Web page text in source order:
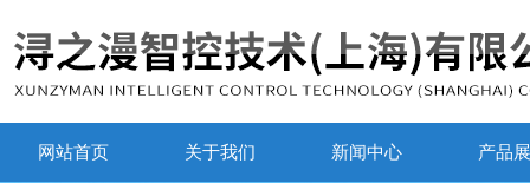
网站首页 关于我们 新闻中心 产品